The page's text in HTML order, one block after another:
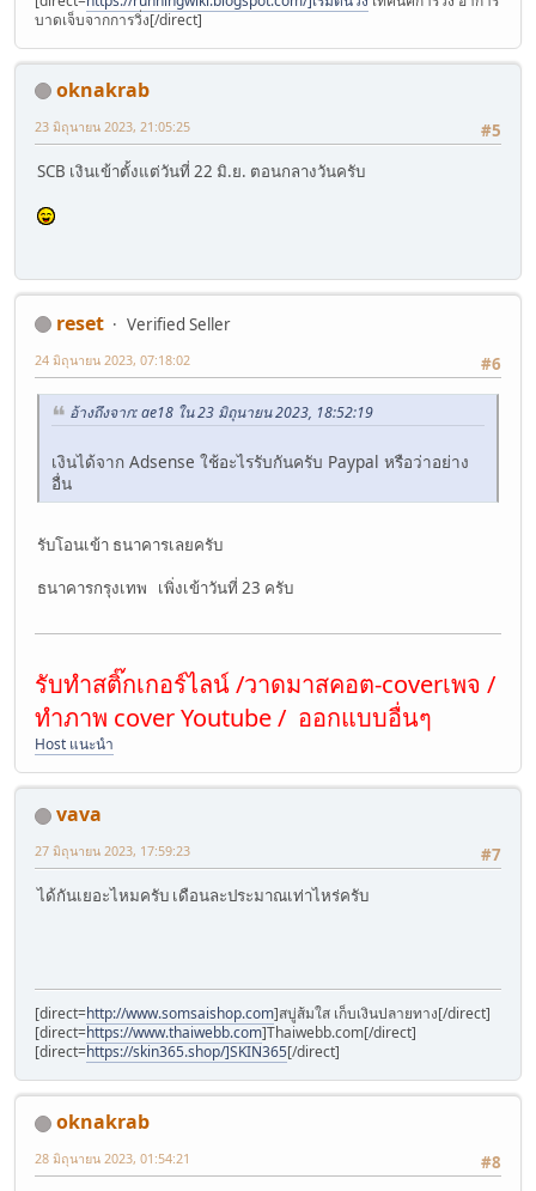
บาดเจ็บจากการวิ่ง[/direct]
oknakrab
#5
23 มิถุนายน 2023, 21:05:25
SCB เงินเข้าตั้งแต่วันที่ 22 มิ.ย. ตอนกลางวันครับ
reset
Verified Seller
#6
24 มิถุนายน 2023, 07:18:02
อ้างถึงจาก: ae18 ใน 23 มิถุนายน 2023, 18:52:19
เงินได้จาก Adsense ใช้อะไรรับกันครับ Paypal หรือว่าอย่าง
อื่น
รับโอนเข้า ธนาคารเลยครับ
ธนาคารกรุงเทพ เพิ่งเข้าวันที่ 23 ครับ
รับทำสติ๊กเกอร์ไลน์ /วาดมาสคอต-coverเพจ /
ทำภาพ cover Youtube / ออกแบบอื่นๆ
Host แนะนำ
vava
#7
27 มิถุนายน 2023, 17:59:23
ได้กันเยอะไหมครับ เดือนละประมาณเท่าไหร่ครับ
[direct=http://www.somsaishop.com]สบู่ส้มใส เก็บเงินปลายทาง[/direct]
[direct=https://www.thaiwebb.com]Thaiwebb.com[/direct]
[direct=https://skin365.shop/]SKIN365[/direct]
oknakrab
#8
28 มิถุนายน 2023, 01:54:21